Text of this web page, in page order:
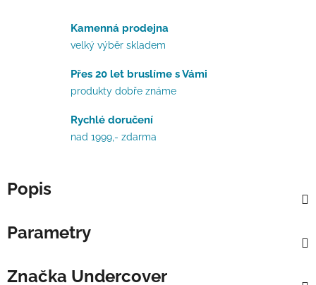
Kamenná prodejna
velký výběr skladem
Přes 20 let bruslíme s Vámi
produkty dobře známe
Rychlé doručení
nad 1999,- zdarma
Popis
Parametry
Značka Undercover